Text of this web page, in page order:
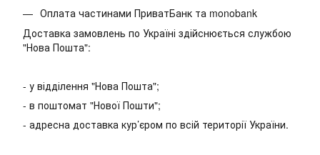
Оплата частинами ПриватБанк та monobank
Доставка замовлень по Україні здійснюється службою
"Нова Пошта":
- у відділення "Нова Пошта";
- в поштомат "Нової Пошти";
- адресна доставка кур’єром по всій території України.